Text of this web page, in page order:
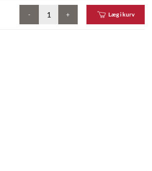
- + Læg i kurv